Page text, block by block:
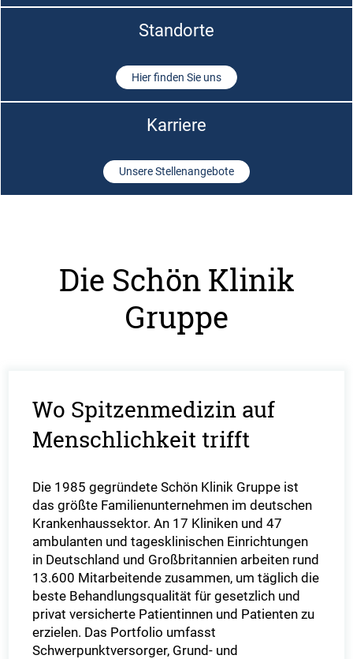
Standorte
Hier finden Sie uns
Karriere
Unsere Stellenangebote
Die Schön Klinik
Gruppe
Wo Spitzenmedizin auf
Menschlichkeit trifft
Die 1985 gegründete Schön Klinik Gruppe ist
das größte Familienunternehmen im deutschen
Krankenhaussektor. An 17 Kliniken und 47
ambulanten und tagesklinischen Einrichtungen
in Deutschland und Großbritannien arbeiten rund
13.600 Mitarbeitende zusammen, um täglich die
beste Behandlungsqualität für gesetzlich und
privat versicherte Patientinnen und Patienten zu
erzielen. Das Portfolio umfasst
Schwerpunktversorger, Grund- und